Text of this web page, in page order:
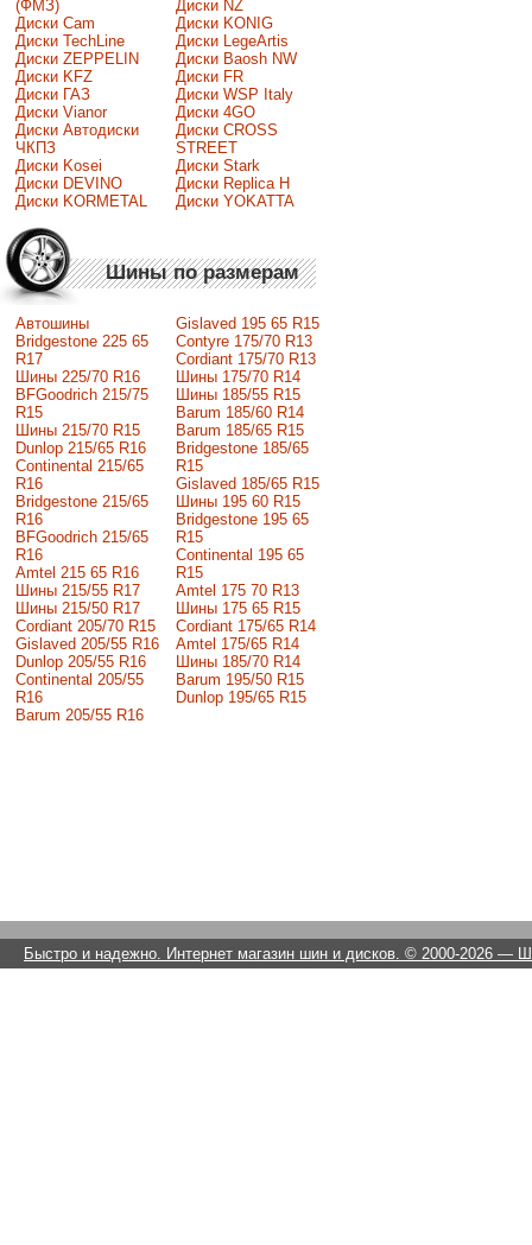
(ФМЗ)
Диски Cam
Диски TechLine
Диски ZEPPELIN
Диски KFZ
Диски ГАЗ
Диски Vianor
Диски Автодиски
ЧКПЗ
Диски Kosei
Диски DEVINO
Диски KORMETAL
Диски NZ
Диски KONIG
Диски LegeArtis
Диски Baosh NW
Диски FR
Диски WSP Italy
Диски 4GO
Диски CROSS
STREET
Диски Stark
Диски Replica H
Диски YOKATTA
Шины по размерам
Автошины
Bridgestone 225 65
R17
Шины 225/70 R16
BFGoodrich 215/75
R15
Шины 215/70 R15
Dunlop 215/65 R16
Continental 215/65
R16
Bridgestone 215/65
R16
BFGoodrich 215/65
R16
Amtel 215 65 R16
Шины 215/55 R17
Шины 215/50 R17
Сordiant 205/70 R15
Gislaved 205/55 R16
Dunlop 205/55 R16
Continental 205/55
R16
Barum 205/55 R16
Gislaved 195 65 R15
Contyre 175/70 R13
Cordiant 175/70 R13
Шины 175/70 R14
Шины 185/55 R15
Barum 185/60 R14
Barum 185/65 R15
Bridgestone 185/65
R15
Gislaved 185/65 R15
Шины 195 60 R15
Bridgestone 195 65
R15
Continental 195 65
R15
Amtel 175 70 R13
Шины 175 65 R15
Cordiant 175/65 R14
Amtel 175/65 R14
Шины 185/70 R14
Barum 195/50 R15
Dunlop 195/65 R15
Быстро и надежно. Интернет магазин шин и дисков. © 2000-2026 —